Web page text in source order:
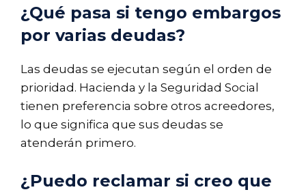
¿Qué pasa si tengo embargos
por varias deudas?
Las deudas se ejecutan según el orden de
prioridad. Hacienda y la Seguridad Social
tienen preferencia sobre otros acreedores,
lo que significa que sus deudas se
atenderán primero.
¿Puedo reclamar si creo que